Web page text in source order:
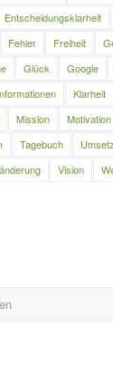
Entscheidungsklarheit
Fehler Freiheit
Glück Google
Klarheit
Mission Motivation
Tagebuch
Vision